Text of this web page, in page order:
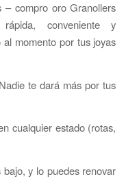
– compro oro Granollers
conveniente y
momento por tus joyas
te dará más por tus
cualquier estado (rotas,
y lo puedes renovar